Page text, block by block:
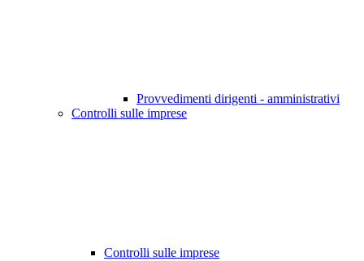
Provvedimenti dirigenti - amministrativi
Controlli sulle imprese
Controlli sulle imprese